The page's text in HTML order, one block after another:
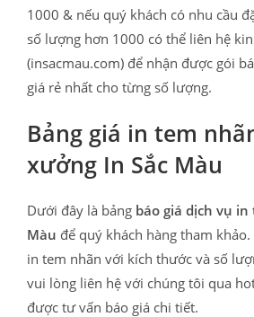
1000 & nếu quý khách có nhu cầu
số lượng hơn 1000 có thể liên hệ
(insacmau.com) để nhận được gói
giá rẻ nhất cho từng số lượng.
Bảng giá in tem
xưởng In Sắc Màu
Dưới đây là bảng báo giá dịch vụ in
Màu để quý khách hàng tham
in tem nhãn với kích thước và số
vui lòng liên hệ với chúng tôi qua
được tư vấn báo giá chi tiết.